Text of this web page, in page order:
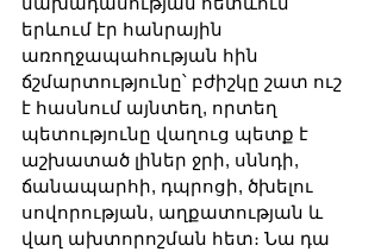
երևում էր հանրային
առողջապահության հին
ճշմարտությունը՝ բժիշկը շատ ուշ
է հասնում այնտեղ, որտեղ
պետությունը վաղուց պետք է
աշխատած լիներ ջրի, սննդի,
ճանապարհի, դպրոցի, ծխելու
սովորության, աղքատության և
վաղ ախտորոշման հետ։ Նա դա